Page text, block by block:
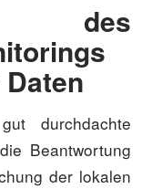
durchdachte
Beantwortung
der lokalen